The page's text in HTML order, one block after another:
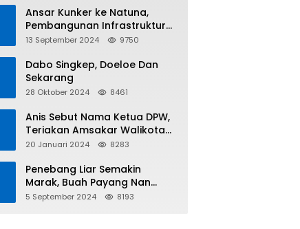
Ansar Kunker ke Natuna,
Pembangunan Infrastruktur
dan Bantuan Sosial
Tiga
13 September 2024 9750
Dabo Singkep, Doeloe Dan
Sekarang
28 Oktober 2024 8461
Anis Sebut Nama Ketua DPW,
Teriakan Amsakar Walikota
Batam Menggema
20 Januari 2024 8283
Penebang Liar Semakin
Marak, Buah Payang Nan
Langka Pun Jadi Targetnya
5 September 2024 8193